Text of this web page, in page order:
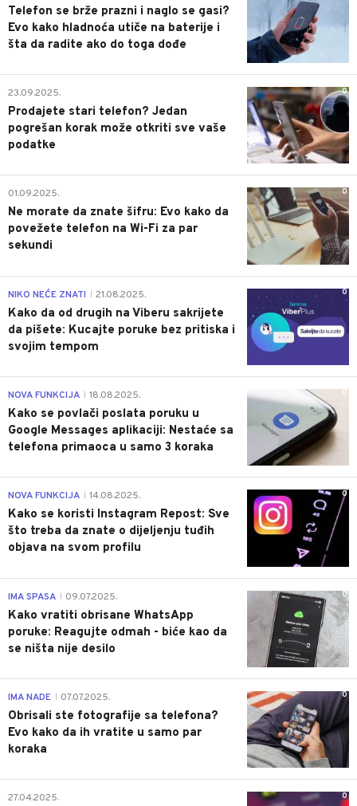
Telefon se brže prazni i naglo se gasi?
Evo kako hladnoća utiče na baterije i
šta da radite ako do toga dođe
0
23.09.2025.
Prodajete stari telefon? Jedan
pogrešan korak može otkriti sve vaše
podatke
0
01.09.2025.
Ne morate da znate šifru: Evo kako da
povežete telefon na Wi-Fi za par
sekundi
0
NIKO NEĆE ZNATI 21.08.2025.
Kako da od drugih na Viberu sakrijete
da pišete: Kucajte poruke bez pritiska i
svojim tempom
0
NOVA FUNKCIJA 18.08.2025.
Kako se povlači poslata poruku u
Google Messages aplikaciji: Nestaće sa
telefona primaoca u samo 3 koraka
0
NOVA FUNKCIJA 14.08.2025.
Kako se koristi Instagram Repost: Sve
što treba da znate o dijeljenju tuđih
objava na svom profilu
0
IMA SPASA 09.07.2025.
Kako vratiti obrisane WhatsApp
poruke: Reagujte odmah - biće kao da
se ništa nije desilo
0
IMA NADE 07.07.2025.
Obrisali ste fotografije sa telefona?
Evo kako da ih vratite u samo par
koraka
0
27.04.2025.